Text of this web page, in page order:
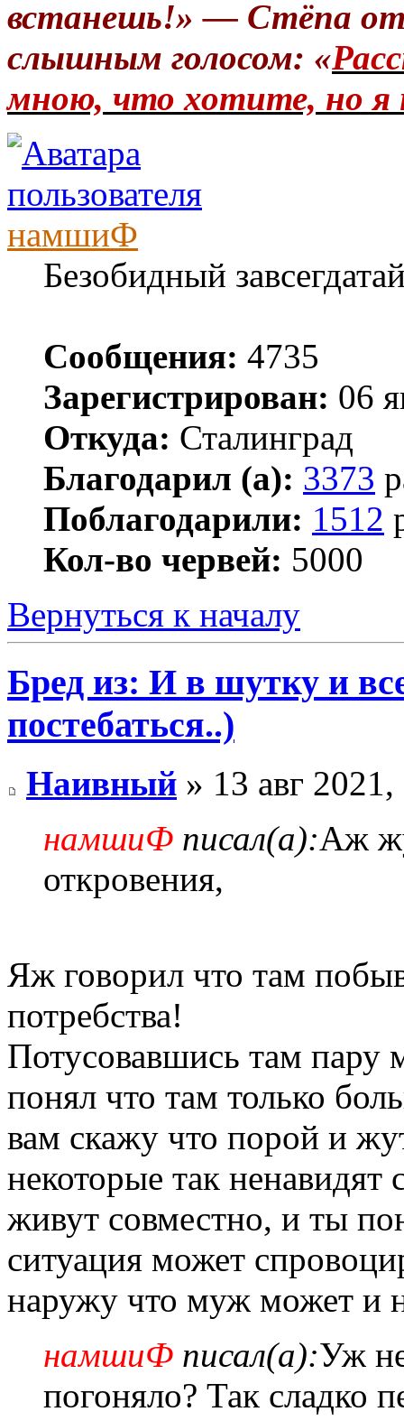
встанешь!» — Стёпа
слышным голосом: «
мною, что хотите, но я
намшиФ
Безобидный
Сообщения: 4735
Зарегистрирован: 06
Откуда: Сталинград
Благодарил (а): 3373
Поблагодарили: 1512
Кол-во червей: 5000
Вернуться к началу
Бред из: И в шутку и
постебаться..)
Наивный » 13 авг
намшиФ писал(а):Аж
откровения,
Яж говорил что там
потребства!
Потусовавшись там пару
понял что там только
вам скажу что порой и
некоторые так
живут совместно, и ты
ситуация может
наружу что муж может и
намшиФ писал(а):Уж
погоняло? Так сладко